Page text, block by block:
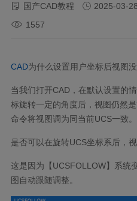
国产CAD教程
2025-03-
1557
CAD为什么设置用户坐标后视图
当我们打开CAD，在默认设置的
标旋转一定的角度后，视图仍然
命令将视图调为同当前UCS一致。
是否可以在旋转UCS坐标系后，
这是因为【UCSFOLLOW】系统
图自动跟随调整。